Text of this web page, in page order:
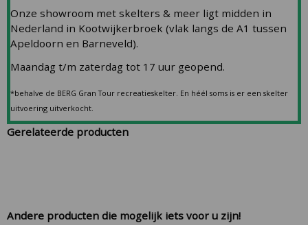
Onze showroom met skelters & meer ligt midden in
Nederland in Kootwijkerbroek (vlak langs de A1 tussen
Apeldoorn en Barneveld).
Maandag t/m zaterdag tot 17 uur geopend.
*behalve de BERG Gran Tour recreatieskelter. En héél soms is er een skelter
uitvoering uitverkocht.
Gerelateerde producten
Andere producten die mogelijk iets voor u zijn!